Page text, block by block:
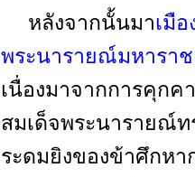
หลังจากนั้นมาเมื
พระนารายณ์มหาราช
เนื่องมาจากการคุ
สมเด็จพระนารายณ์
ระดมยิงของข้าศึกหา